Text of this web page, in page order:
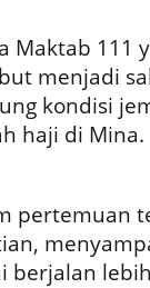
Maktab 111
menjadi
kondisi
haji di Mina.
pertemuan
berjalan